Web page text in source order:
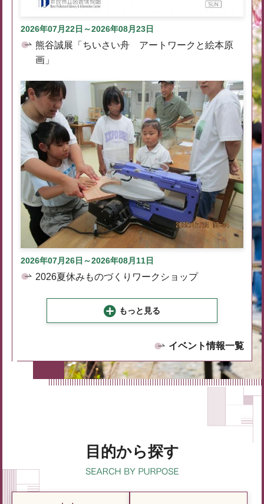
2026年07月22日～2026年08月23日
熊谷誠展「ちいさい舟 アートワークと絵本原
画」
2026年07月26日～2026年08月11日
2026夏休みものづくりワークショップ
もっと見る
イベント情報一覧
目的から探す